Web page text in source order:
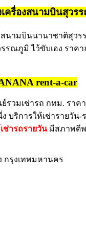
เครื่องสนามบินสุว
สนามบินนานาชาติสุวร
รณภูมิ ไว้ขับเอง ราค
rent-a-car
รวมเช่ารถ กทม. ราค
บริการให้เช่ารายวัน
ช่ารถรายวันมีสภาพดีพ
กรุงเทพมหานคร